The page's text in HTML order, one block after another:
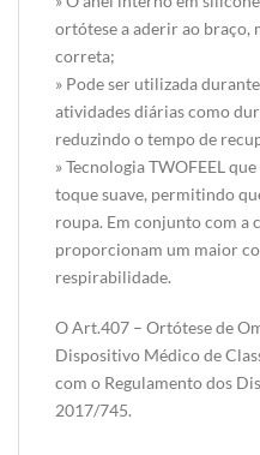
ortótese a aderir ao braço,
correta;
» Pode ser utilizada
atividades diárias como
reduzindo o tempo de
» Tecnologia TWOFEEL
toque suave, permitindo
roupa. Em conjunto com a
proporcionam um maior
respirabilidade.
O Art.407 – Ortótese de
Dispositivo Médico de
com o Regulamento dos
2017/745.